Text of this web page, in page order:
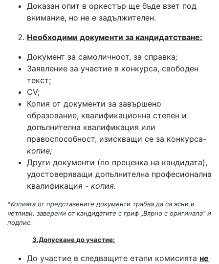
Доказан опит в оркестър ще бъде взет под
внимание, но не е задължителен.
Необходими документи за кандидатстване:
Документ за самоличност, за справка;
Заявление за участие в конкурса, свободен
текст;
СV;
Копия от документи за завършено
образование, квалификационна степен и
допълнителна квалификация или
правоспособност, изискващи се за конкурса-
копие;
Други документи (по преценка на кандидата),
удостоверяващи допълнителна професионална
квалификация - копия.
*Копията от представените документи трябва да са ясни и
четливи, заверени от кандидатите с гриф „Вярно с оригинала” и
подпис.
3.Допускане до участие:
До участие в следващите етапи комисията не